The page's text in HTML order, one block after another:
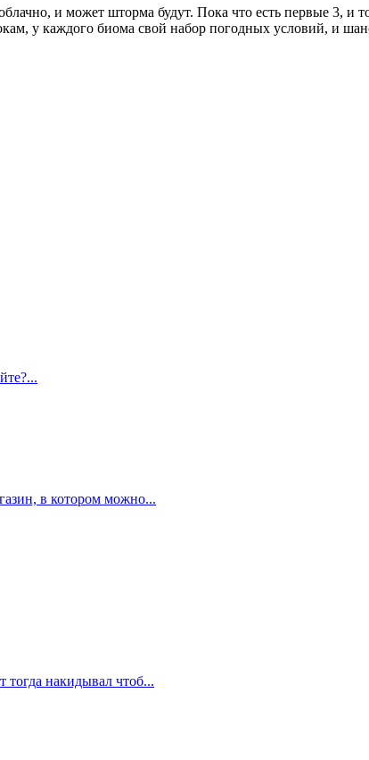
и может шторма будут. Пока что есть первые 3, и
у каждого биома свой набор погодных условий, и
в котором можно...
тогда накидывал чтоб...